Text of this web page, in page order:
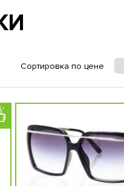
Сортировка по цене